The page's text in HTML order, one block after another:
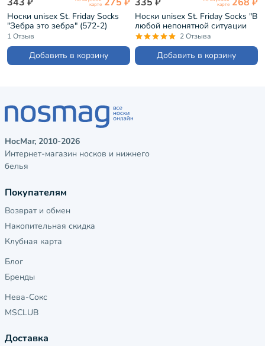
карте
Носки unisex St. Friday Socks
"Зебра это зебра" (572-2)
1 Отзыв
Добавить в корзину
карте
Носки unisex St. Friday Socks "В
любой непонятной ситуации
вызывай сову" (573-19)
2 Отзыва
Добавить в корзину
НосМаг, 2010-2026
Интернет-магазин носков и нижнего
белья
Покупателям
Возврат и обмен
Накопительная скидка
Клубная карта
Блог
Бренды
Нева-Сокс
MSCLUB
Доставка